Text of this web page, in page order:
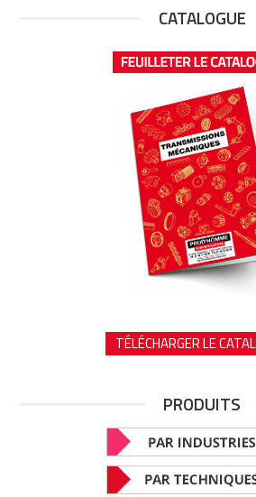
CATALOGUE
TÉLÉCHARGER LE
PRODUITS